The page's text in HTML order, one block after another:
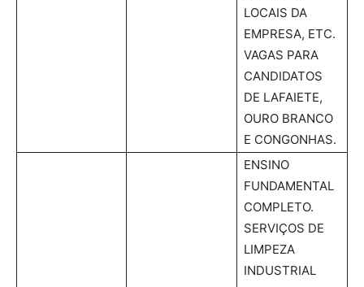
LOCAIS DA
EMPRESA, ETC.
VAGAS PARA
CANDIDATOS
DE LAFAIETE,
OURO BRANCO
E CONGONHAS.
ENSINO
FUNDAMENTAL
COMPLETO.
SERVIÇOS DE
LIMPEZA
INDUSTRIAL